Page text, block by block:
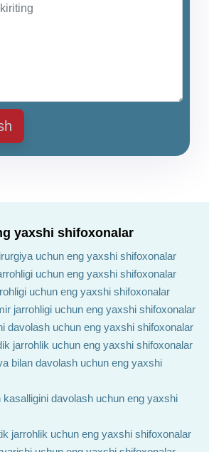
yaxshi shifoxonalar
uchun eng yaxshi shifoxonalar
uchun eng yaxshi shifoxonalar
uchun eng yaxshi shifoxonalar
jarrohligi uchun eng yaxshi shifoxonalar
davolash uchun eng yaxshi shifoxonalar
jarrohlik uchun eng yaxshi shifoxonalar
bilan davolash uchun eng yaxshi
kasalligini davolash uchun eng yaxshi
jarrohlik uchun eng yaxshi shifoxonalar